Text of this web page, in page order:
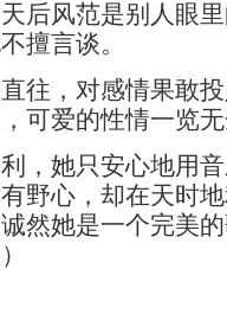
风范是别人眼里
擅言谈。
，对感情果敢投
可爱的性情一览
她只安心地用音
野心，却在天时
然她是一个完美